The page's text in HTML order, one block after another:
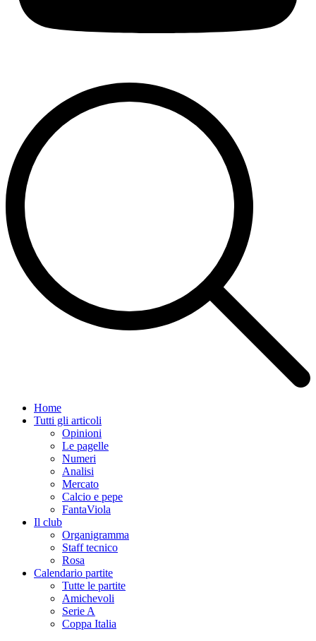
Home
Tutti gli articoli
Opinioni
Le pagelle
Numeri
Analisi
Mercato
Calcio e pepe
FantaViola
Il club
Organigramma
Staff tecnico
Rosa
Calendario partite
Tutte le partite
Amichevoli
Serie A
Coppa Italia